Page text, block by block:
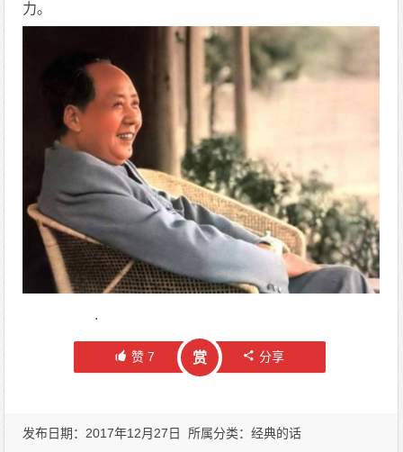
力。
.
赞7 赏 分享
发布日期：2017年12月27日 所属分类：经典的话